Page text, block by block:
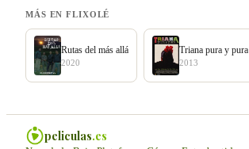
MÁS EN FLIXOLÉ
Rutas del más allá
2020
Triana pura y pura
2013
peliculas.es